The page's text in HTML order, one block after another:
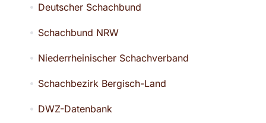
Deutscher Schachbund
Schachbund NRW
Niederrheinischer Schachverband
Schachbezirk Bergisch-Land
DWZ-Datenbank